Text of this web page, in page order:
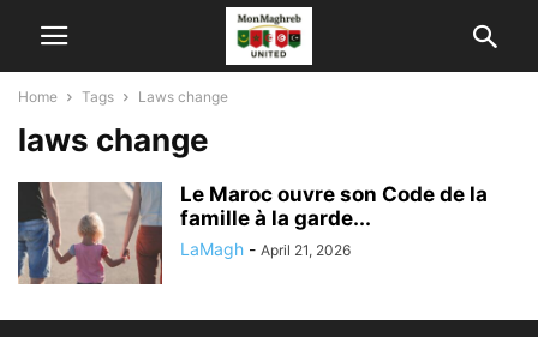
Home Tags Laws change
laws change
Le Maroc ouvre son Code de la
famille à la garde...
LaMagh - April 21, 2026